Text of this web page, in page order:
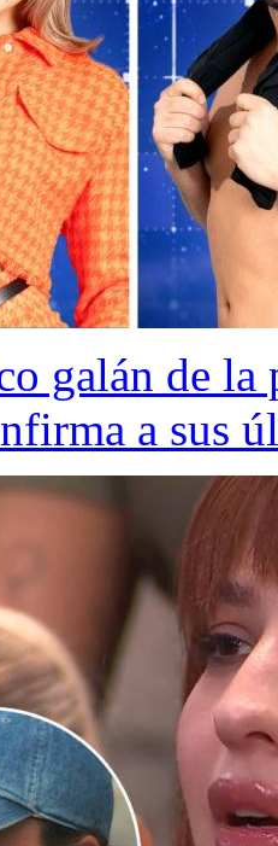
galán de
a sus